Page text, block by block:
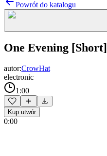
Powrót do katalogu
One Evening [Short]
autor:CrowHat
electronic
1:00
Kup utwór
0:00